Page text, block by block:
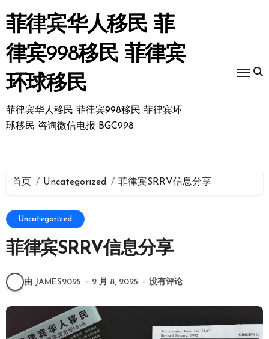
转
到
内
容
菲律宾华人移民 菲
律宾998移民 菲律宾
环球移民
菲律宾华人移民 菲律宾998移民 菲律宾环
球移民 咨询微信电报 BGC998
首页 Uncategorized 菲律宾SRRV信息分享
Uncategorized
菲律宾SRRV信息分享
由 JAMES2025 2 月 8, 2025 没有评论